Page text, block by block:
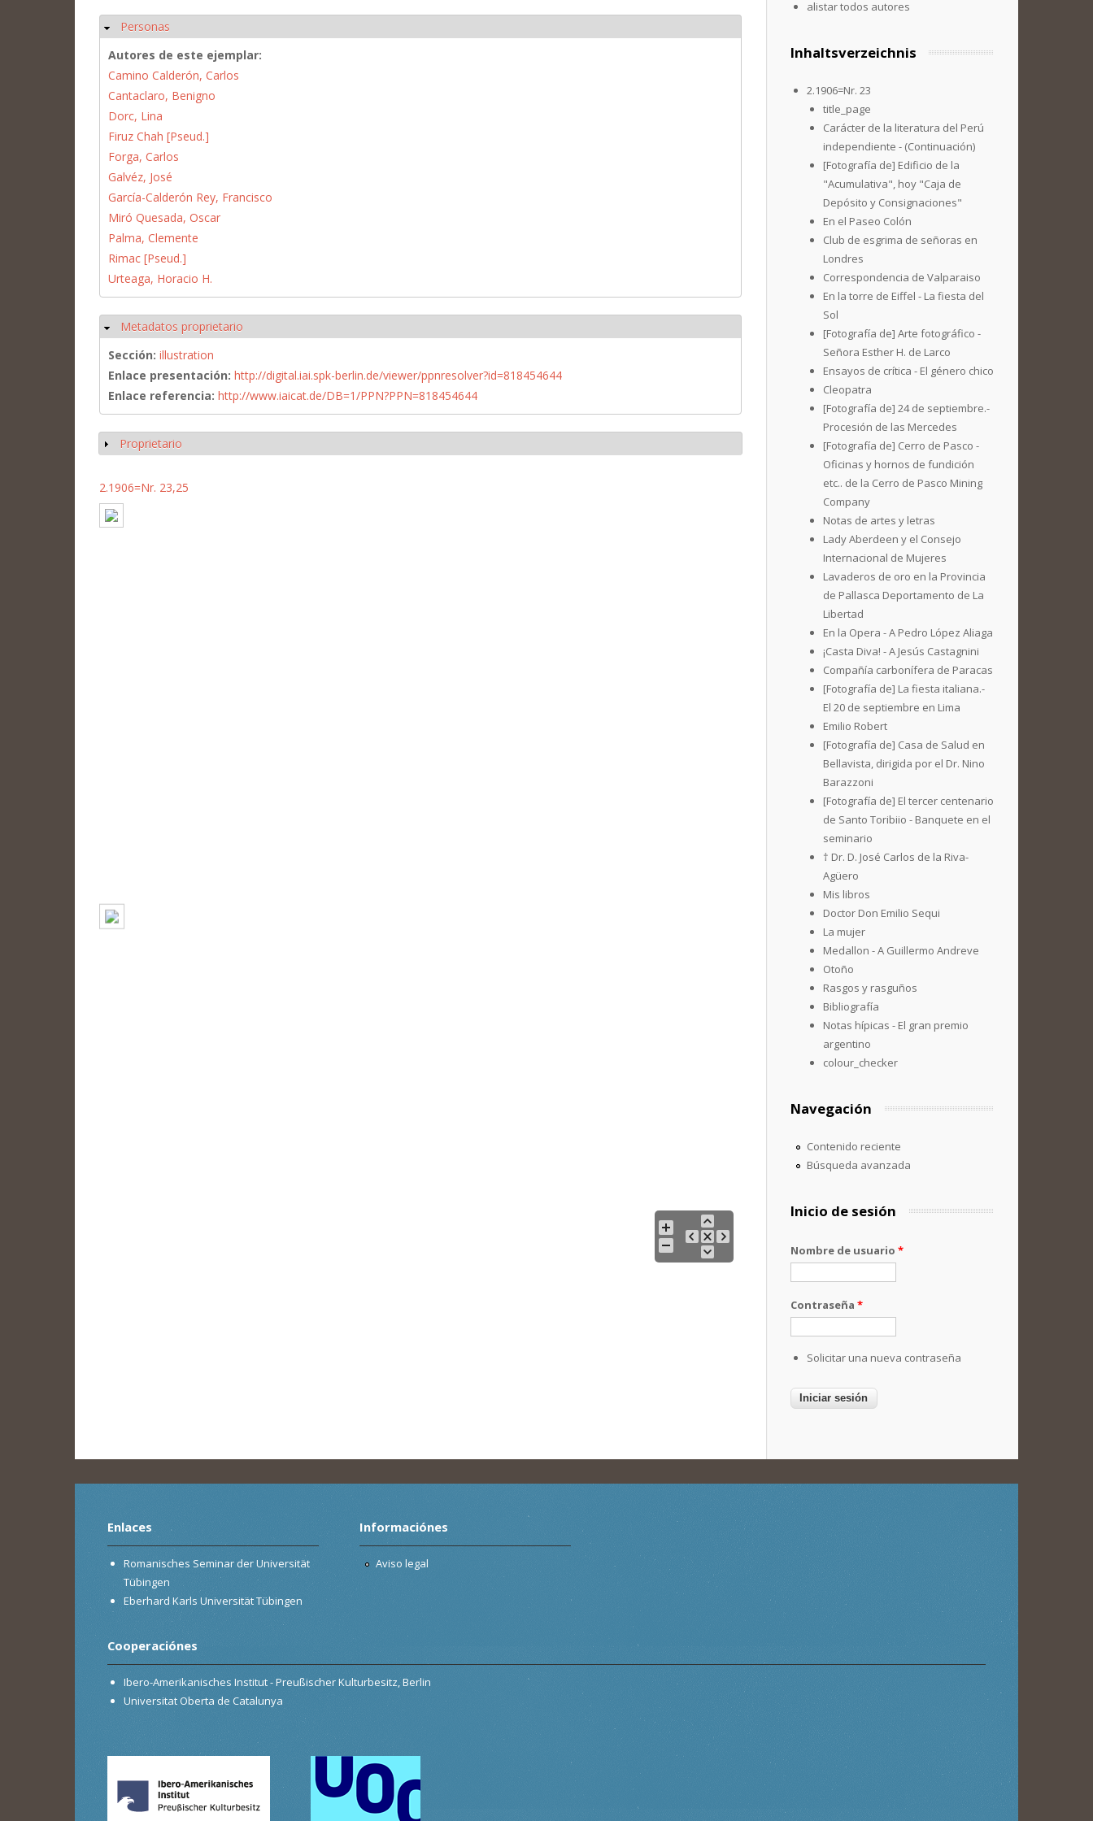
Ocultar
Personas
Autores de este ejemplar:
Camino Calderón, Carlos
Cantaclaro, Benigno
Dorc, Lina
Firuz Chah [Pseud.]
Forga, Carlos
Galvéz, José
García-Calderón Rey, Francisco
Miró Quesada, Oscar
Palma, Clemente
Rimac [Pseud.]
Urteaga, Horacio H.
Ocultar
Metadatos proprietario
Sección: illustration
Enlace presentación: http://digital.iai.spk-berlin.de/viewer/ppnresolver?id=818454644
Enlace referencia: http://www.iaicat.de/DB=1/PPN?PPN=818454644
Mostrar
Proprietario
2.1906=Nr. 23,25
alistar todos autores
Inhaltsverzeichnis
2.1906=Nr. 23
title_page
Carácter de la literatura del Perú
independiente - (Continuación)
[Fotografía de] Edificio de la
"Acumulativa", hoy "Caja de
Depósito y Consignaciones"
En el Paseo Colón
Club de esgrima de señoras en
Londres
Correspondencia de Valparaiso
En la torre de Eiffel - La fiesta del
Sol
[Fotografía de] Arte fotográfico -
Señora Esther H. de Larco
Ensayos de crítica - El género chico
Cleopatra
[Fotografía de] 24 de septiembre.-
Procesión de las Mercedes
[Fotografía de] Cerro de Pasco -
Oficinas y hornos de fundición
etc.. de la Cerro de Pasco Mining
Company
Notas de artes y letras
Lady Aberdeen y el Consejo
Internacional de Mujeres
Lavaderos de oro en la Provincia
de Pallasca Deportamento de La
Libertad
En la Opera - A Pedro López Aliaga
¡Casta Diva! - A Jesús Castagnini
Compañía carbonífera de Paracas
[Fotografía de] La fiesta italiana.-
El 20 de septiembre en Lima
Emilio Robert
[Fotografía de] Casa de Salud en
Bellavista, dirigida por el Dr. Nino
Barazzoni
[Fotografía de] El tercer centenario
de Santo Toribiio - Banquete en el
seminario
† Dr. D. José Carlos de la Riva-
Agüero
Mis libros
Doctor Don Emilio Sequi
La mujer
Medallon - A Guillermo Andreve
Otoño
Rasgos y rasguños
Bibliografía
Notas hípicas - El gran premio
argentino
colour_checker
Navegación
Contenido reciente
Búsqueda avanzada
Inicio de sesión
Nombre de usuario *
Contraseña *
Solicitar una nueva contraseña
Enlaces
Romanisches Seminar der Universität
Tübingen
Eberhard Karls Universität Tübingen
Informaciónes
Aviso legal
Cooperaciónes
Ibero-Amerikanisches Institut - Preußischer Kulturbesitz, Berlin
Universitat Oberta de Catalunya